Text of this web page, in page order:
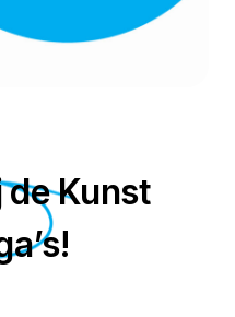
de Kunst